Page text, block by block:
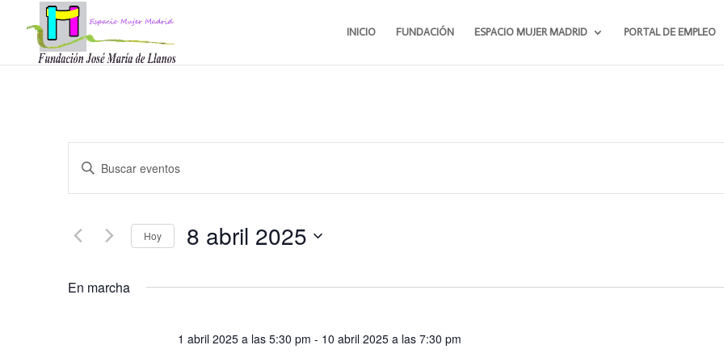
INICIO FUNDACIÓN ESPACIO MUJER MADRID PORTAL DE EMPLEO
Navegación
de
búsqueda
vistas
Eventos
Introduce
palabra
Busca
la
Hoy 8 abril 2025
En marcha
1 abril 2025 a las 5:30 pm - 10 abril 2025 a las 7:30 pm